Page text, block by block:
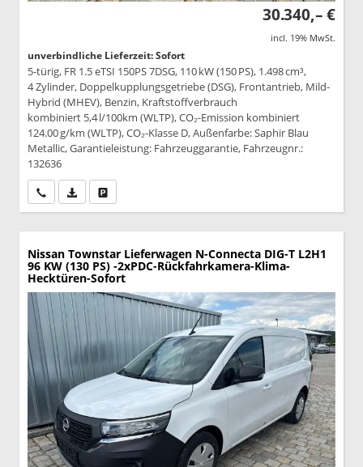
30.340,– €
incl. 19% MwSt.
unverbindliche Lieferzeit: Sofort
5-türig, FR 1.5 eTSI 150PS 7DSG, 110 kW (150 PS), 1.498 cm³,
4 Zylinder, Doppelkupplungsgetriebe (DSG), Frontantrieb, Mild-
Hybrid (MHEV), Benzin, Kraftstoffverbrauch
kombiniert 5,4 l/100km (WLTP), CO₂-Emission kombiniert
124.00 g/km (WLTP), CO₂-Klasse D, Außenfarbe: Saphir Blau
Metallic, Garantieleistung: Fahrzeuggarantie, Fahrzeugnr.:
132636
Wir rufen Sie anPDF-Datei, Fahrzeugexposé drucken
Nissan Townstar Lieferwagen N-Connecta DIG-T L2H1
96 KW (130 PS) -2xPDC-Rückfahrkamera-Klima-
Hecktüren-Sofort